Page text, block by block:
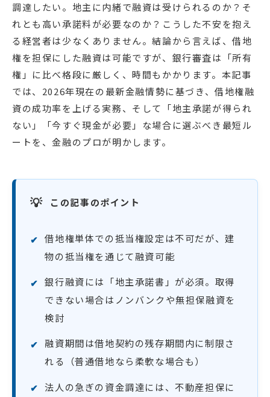
調達したい。地主に内緒で融資は受けられるのか？そ
れとも高い承諾料が必要なのか？こうした不安を抱え
る経営者は少なくありません。結論から言えば、借地
権を担保にした融資は可能ですが、銀行審査は「所有
権」に比べ格段に厳しく、時間もかかります。本記事
では、2026年現在の最新金融情勢に基づき、借地権融
資の成功率を上げる実務、そして「地主承諾が得られ
ない」「今すぐ現金が必要」な場合に選ぶべき最短ル
ートを、金融のプロが明かします。
この記事のポイント
借地権単体での抵当権設定は不可だが、建
物の抵当権を通じて融資可能
銀行融資には「地主承諾書」が必須。取得
できない場合はノンバンクや無担保融資を
検討
融資期間は借地契約の残存期間内に制限さ
れる（普通借地なら柔軟な場合も）
法人の急ぎの資金調達には、不動産担保に